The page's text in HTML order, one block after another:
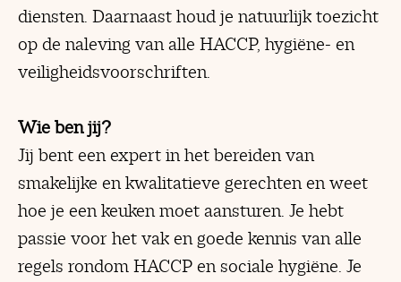
diensten. Daarnaast houd je natuurlijk toezicht
op de naleving van alle HACCP, hygiëne- en
veiligheidsvoorschriften.
Wie ben jij?
Jij bent een expert in het bereiden van
smakelijke en kwalitatieve gerechten en weet
hoe je een keuken moet aansturen. Je hebt
passie voor het vak en goede kennis van alle
regels rondom HACCP en sociale hygiëne. Je